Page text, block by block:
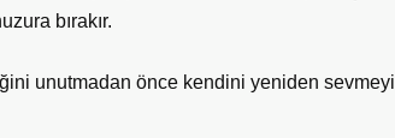
bırakır.
unutmadan önce kendini yeniden